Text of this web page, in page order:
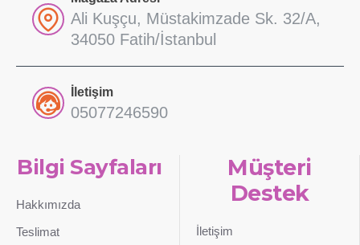
Ali Kuşçu, Müstakimzade Sk. 32/A,
34050 Fatih/İstanbul
İletişim
05077246590
Bilgi Sayfaları
Hakkımızda
Teslimat
Müşteri
Destek
İletişim